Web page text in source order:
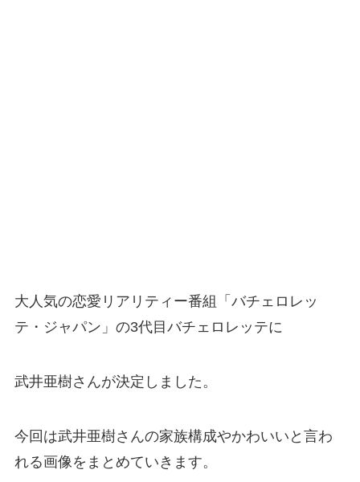
大人気の恋愛リアリティー番組「バチェロレッ
テ・ジャパン」の3代目バチェロレッテに
武井亜樹さんが決定しました。
今回は武井亜樹さんの家族構成やかわいいと言わ
れる画像をまとめていきます。